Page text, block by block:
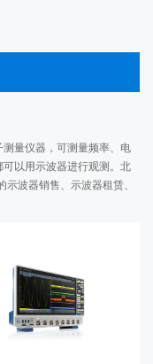
量仪器，可测量频率、电
以用示波器进行观测。北
波器销售、示波器租赁、